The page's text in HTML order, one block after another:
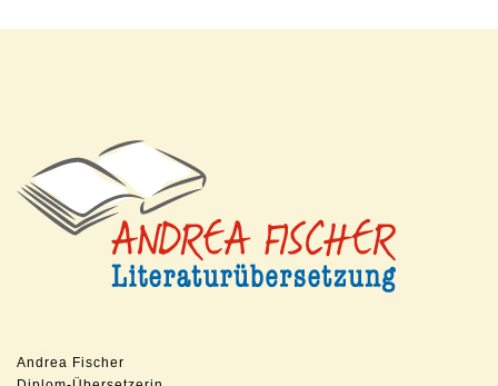
Andrea Fischer